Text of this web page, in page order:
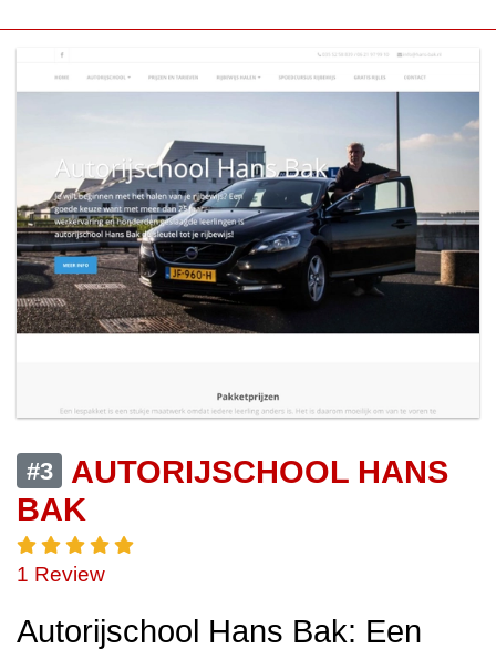
#3
AUTORIJSCHOOL HANS
BAK
1 Review
Autorijschool Hans Bak: Een